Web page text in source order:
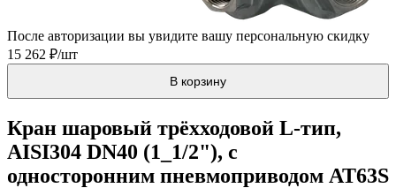
После авторизации вы увидите вашу персональную скидку
15 262 ₽/шт
В корзину
Кран шаровый трёхходовой L-тип,
AISI304 DN40 (1_1/2"), с
односторонним пневмоприводом AT63S